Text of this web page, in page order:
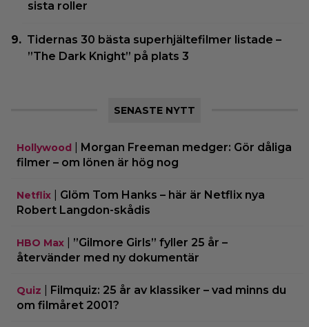
sista roller
Tidernas 30 bästa superhjältefilmer listade –
”The Dark Knight” på plats 3
SENASTE NYTT
Hollywood
Morgan Freeman medger: Gör dåliga
filmer – om lönen är hög nog
Netflix
Glöm Tom Hanks – här är Netflix nya
Robert Langdon-skådis
HBO Max
”Gilmore Girls” fyller 25 år –
återvänder med ny dokumentär
Quiz
Filmquiz: 25 år av klassiker – vad minns du
om filmåret 2001?